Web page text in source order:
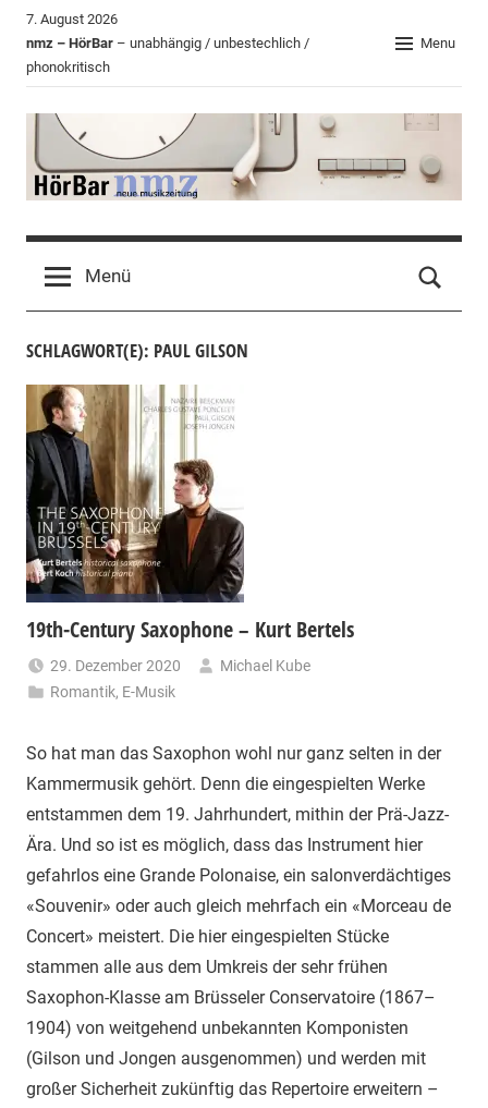
Zum
Inhalt
springen
7. August 2026
nmz – HörBar – unabhängig / unbestechlich /
phonokritisch
Menu
HörBar
der
nmz
Menü
SCHLAGWORT(E): PAUL GILSON
19th-Century Saxophone – Kurt Bertels
29. Dezember 2020
Michael Kube
Romantik, E-Musik
So hat man das Saxophon wohl nur ganz selten in der
Kammermusik gehört. Denn die eingespielten Werke
entstammen dem 19. Jahrhundert, mithin der Prä-Jazz-
Ära. Und so ist es möglich, dass das Instrument hier
gefahrlos eine Grande Polonaise, ein salonverdächtiges
«Souvenir» oder auch gleich mehrfach ein «Morceau de
Concert» meistert. Die hier eingespielten Stücke
stammen alle aus dem Umkreis der sehr frühen
Saxophon-Klasse am Brüsseler Conservatoire (1867–
1904) von weitgehend unbekannten Komponisten
(Gilson und Jongen ausgenommen) und werden mit
großer Sicherheit zukünftig das Repertoire erweitern –